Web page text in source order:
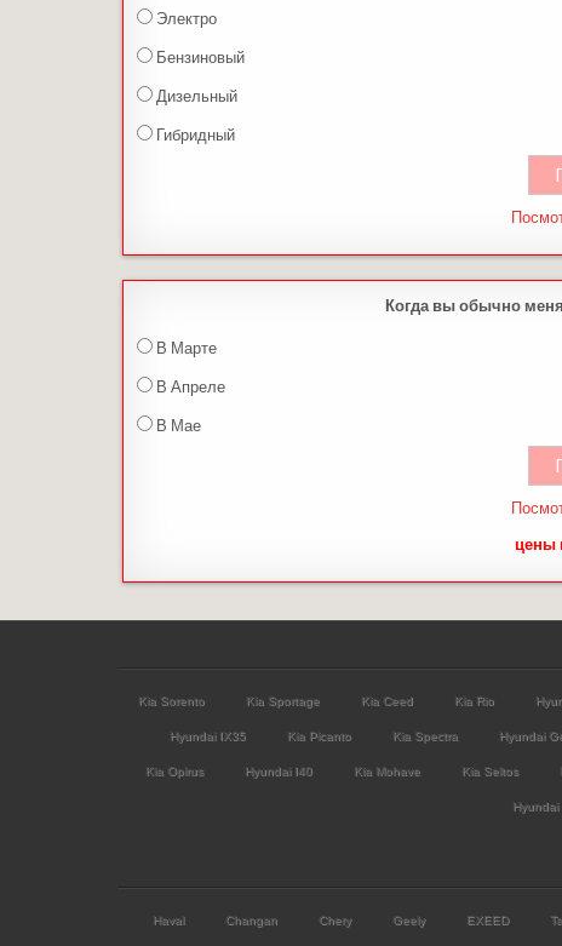
Электро
Бензиновый
Дизельный
Гибридный
Когда вы обычно
В Марте
В Апреле
В Мае
цены
Kia Sorento Kia Sportage Kia Ceed Kia Rio
Hyundai IX35 Kia Picanto Kia Spectra Hyundai
Kia Opirus Hyundai I40 Kia Mohave Kia Seltos
Hyundai
Haval Changan Chery Geely EXEED